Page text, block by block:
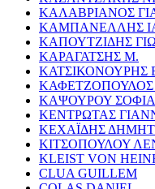
ΚΑΛΑΒΡΙΑΝΟΣ
ΚΑΜΠΑΝΕΛΛΗΣ
ΚΑΠΟΥΤΖΙΔΗΣ
ΚΑΡΑΓΑΤΣΗΣ Μ.
ΚΑΤΣΙΚΟΝΟΥΡΗΣ
ΚΑΨΟΥΡΟΥ ΣΟΦΙΑ
ΚΕΝΤΡΩΤΑΣ
ΚΕΧΑΪΔΗΣ
ΚΙΤΣΟΠΟΥΛΟΥ
KLEIST VON
CLUA GUILLEM